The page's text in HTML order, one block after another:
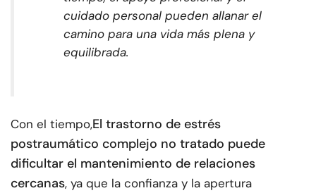
cuidado personal pueden allanar el
camino para una vida más plena y
equilibrada.
Con el tiempo,El trastorno de estrés
postraumático complejo no tratado puede
dificultar el mantenimiento de relaciones
cercanas, ya que la confianza y la apertura